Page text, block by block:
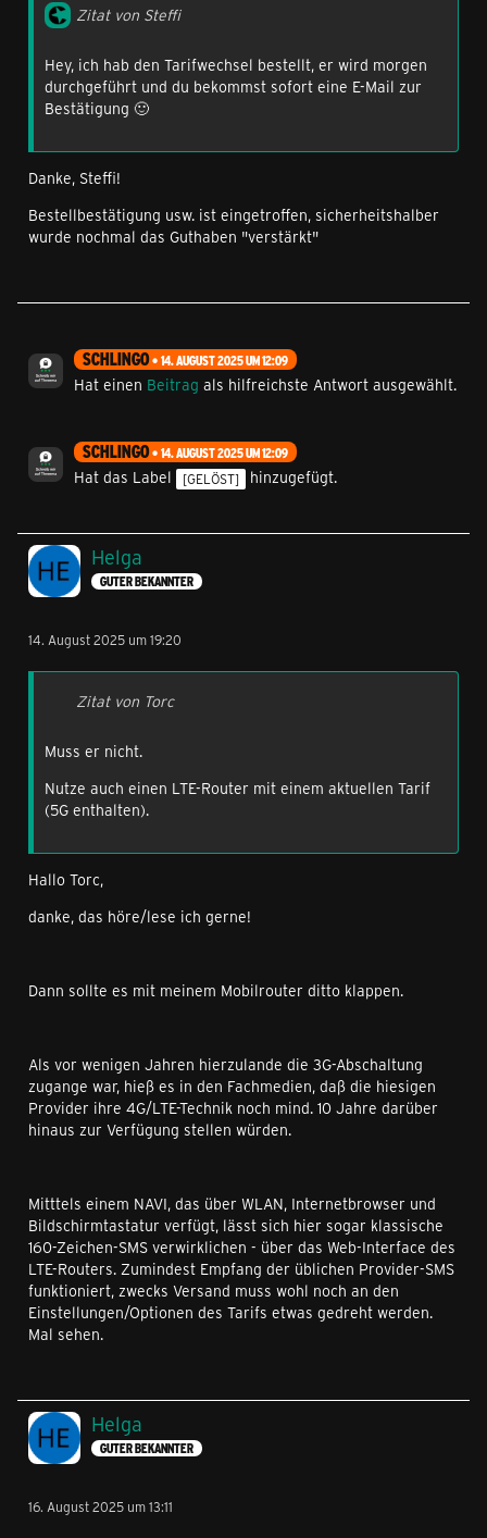
Zitat von Steffi
Hey, ich hab den Tarifwechsel bestellt, er wird morgen
durchgeführt und du bekommst sofort eine E-Mail zur
Bestätigung 🙂
Danke, Steffi!
Bestellbestätigung usw. ist eingetroffen, sicherheitshalber
wurde nochmal das Guthaben "verstärkt"
SCHLINGO 14. AUGUST 2025 UM 12:09
Hat einen Beitrag als hilfreichste Antwort ausgewählt.
SCHLINGO 14. AUGUST 2025 UM 12:09
Hat das Label [GELÖST] hinzugefügt.
Helga
GUTER BEKANNTER
14. August 2025 um 19:20
Zitat von Torc
Muss er nicht.
Nutze auch einen LTE-Router mit einem aktuellen Tarif
(5G enthalten).
Hallo Torc,
danke, das höre/lese ich gerne!
Dann sollte es mit meinem Mobilrouter ditto klappen.
Als vor wenigen Jahren hierzulande die 3G-Abschaltung
zugange war, hieß es in den Fachmedien, daß die hiesigen
Provider ihre 4G/LTE-Technik noch mind. 10 Jahre darüber
hinaus zur Verfügung stellen würden.
Mitttels einem NAVI, das über WLAN, Internetbrowser und
Bildschirmtastatur verfügt, lässt sich hier sogar klassische
160-Zeichen-SMS verwirklichen - über das Web-Interface des
LTE-Routers. Zumindest Empfang der üblichen Provider-SMS
funktioniert, zwecks Versand muss wohl noch an den
Einstellungen/Optionen des Tarifs etwas gedreht werden.
Mal sehen.
Helga
GUTER BEKANNTER
16. August 2025 um 13:11